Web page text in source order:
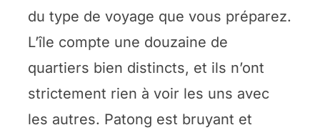
du type de voyage que vous préparez.
L’île compte une douzaine de
quartiers bien distincts, et ils n’ont
strictement rien à voir les uns avec
les autres. Patong est bruyant et